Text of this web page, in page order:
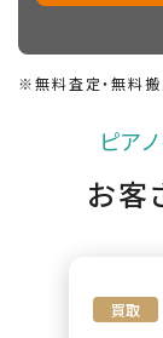
W1AWn
※無料査定・無料搬
ピア
お客
買取